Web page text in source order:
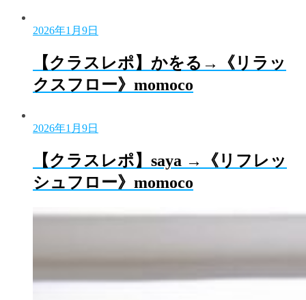
2026年1月9日
【クラスレポ】かをる→《リラッ
クスフロー》momoco
2026年1月9日
【クラスレポ】saya →《リフレッ
シュフロー》momoco